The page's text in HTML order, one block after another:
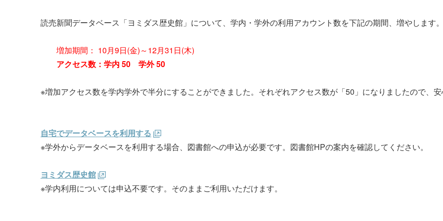
読売新聞データベース「ヨミダス歴史館」について、学内・学外の利用アカウント数を下記の期間、増やします。
増加期間： 10月9日(金)～12月31日(木)
アクセス数：学内 50 学外 50
※増加アクセス数を学内学外で半分にすることができました。それぞれアクセス数が「50」になりましたので、安
自宅でデータベースを利用する
※学外からデータベースを利用する場合、図書館への申込が必要です。図書館HPの案内を確認してください。
ヨミダス歴史館
※学内利用については申込不要です。そのままご利用いただけます。